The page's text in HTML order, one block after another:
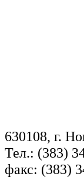
630108, г.
Тел.: (383)
факс: (383)